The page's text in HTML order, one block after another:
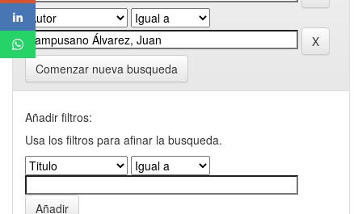
Comenzar nueva busqueda
Añadir filtros:
Usa los filtros para afinar la busqueda.